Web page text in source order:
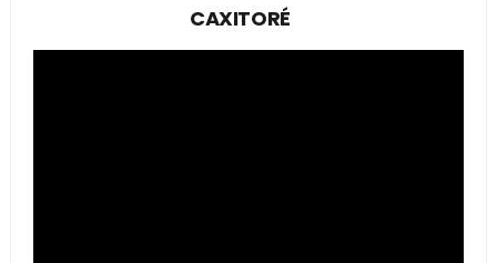
CAXITORÉ